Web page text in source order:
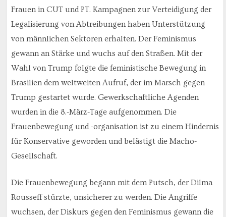
Frauen in CUT und PT. Kampagnen zur Verteidigung der
Legalisierung von Abtreibungen haben Unterstützung
von männlichen Sektoren erhalten. Der Feminismus
gewann an Stärke und wuchs auf den Straßen. Mit der
Wahl von Trump folgte die feministische Bewegung in
Brasilien dem weltweiten Aufruf, der im Marsch gegen
Trump gestartet wurde. Gewerkschaftliche Agenden
wurden in die 8.-März-Tage aufgenommen. Die
Frauenbewegung und -organisation ist zu einem Hindernis
für Konservative geworden und belästigt die Macho-
Gesellschaft.
Die Frauenbewegung begann mit dem Putsch, der Dilma
Rousseff stürzte, unsicherer zu werden. Die Angriffe
wuchsen, der Diskurs gegen den Feminismus gewann die